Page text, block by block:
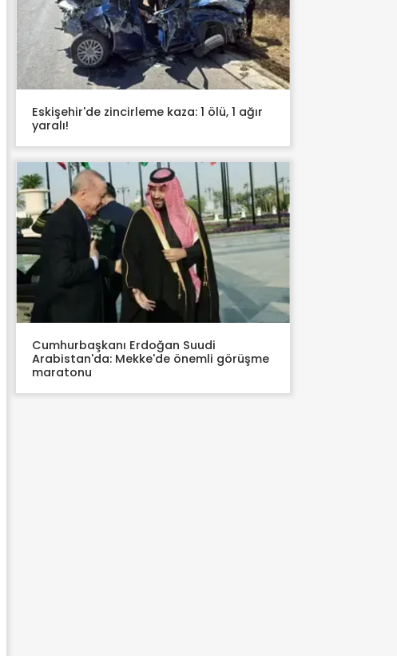
Eskişehir'de zincirleme kaza: 1 ölü, 1 ağır
yaralı!
Cumhurbaşkanı Erdoğan Suudi
Arabistan'da: Mekke'de önemli görüşme
maratonu